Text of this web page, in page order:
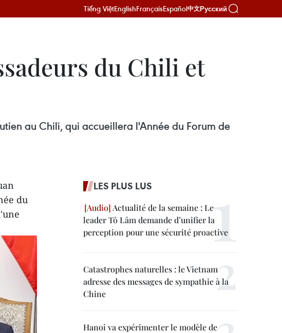
Tiếng ViệtEnglishFrançaisEspañol中文Русский
du Chili et
au Chili, qui accueillera l'Année du Forum de
du
LES PLUS LUS
Actualité de la semaine : Le
leader Tô Lâm demande d’unifier la
perception pour une sécurité proactive
Catastrophes naturelles : le Vietnam
adresse des messages de sympathie à la
Chine
Hanoi va expérimenter le modèle de